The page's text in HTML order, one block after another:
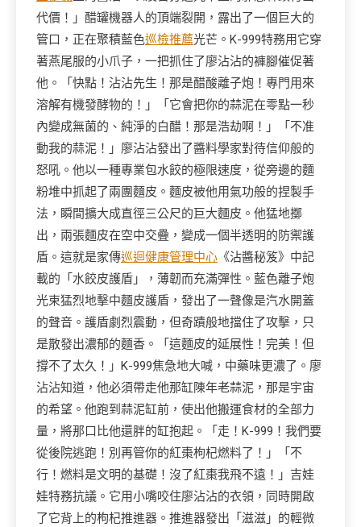
代價！」醋罐機器人的頂端裂開，露出了一個巨大的
管口，正在聚積藍色巡檢推薦光芒。K-999特務用它穿
著燕尾服的小爪子，一把抓住了廖沾沾的褲腳催促著
他。「快點！沾沾先生！那是醋酸離子炮！專門用來
溶解有機發酵物的！」「它會把你的蒜泥在零點一秒
內變成無菌的、純淨的白醋！那是浩劫啊！」「不准
動我的蒜泥！」廖沾沾發出了醬料學家對待信仰般的
怒吼。他以一種專業包水餃的極限速度，從旁邊的麵
粉堆中抓起了兩團麵皮。麵皮被他用氣功般的捏製手
法，瞬間擴大成直徑三公尺的巨大麵皮。他猛地擲
出，兩張麵皮在空中交疊，變成一個半透明的防禦護
盾。這就是家傳巡迴健康管理中心 《沾醬秘笈》中記
載的「水餃皮護盾」，薄韌而充滿彈性。藍色離子炮
光束猛烈地擊中麵皮護盾，發出了一聲像是汽水開蓋
的聲音。護盾劇烈震動，但奇蹟般地擋住了攻擊，只
是散發出濃郁的麵香。「這麵皮的延展性！完美！但
撐不了太久！」K-999焦急地大喊，中藥味更濃了。廖
沾沾知道，他必須帶走他那缸陳年老蒜泥，那是宇宙
的希望。他跑到蒜泥缸前，使出他搬運食材的全部力
量，將那口比他還胖的缸抱起。「走！K-999！我們要
從後院逃跑！別再管你的紅棗枸杞燃料了！」「不
行！燃料是文明的基礎！沒了紅棗我飛不遠！」吉娃
娃特務抗議。它用小嘴咬住廖沾沾的衣領，同時開啟
了它背上的枸杞推進器。推進器發出「滋滋」的輕微